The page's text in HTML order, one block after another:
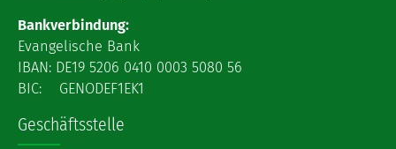
Bankverbindung:
Evangelische Bank
IBAN: DE19 5206 0410 0003 5080 56
BIC: GENODEF1EK1
Geschäftsstelle